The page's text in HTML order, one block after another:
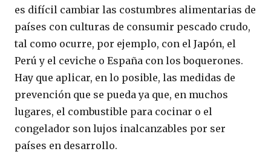
es difícil cambiar las costumbres alimentarias de
países con culturas de consumir pescado crudo,
tal como ocurre, por ejemplo, con el Japón, el
Perú y el ceviche o España con los boquerones.
Hay que aplicar, en lo posible, las medidas de
prevención que se pueda ya que, en muchos
lugares, el combustible para cocinar o el
congelador son lujos inalcanzables por ser
países en desarrollo.